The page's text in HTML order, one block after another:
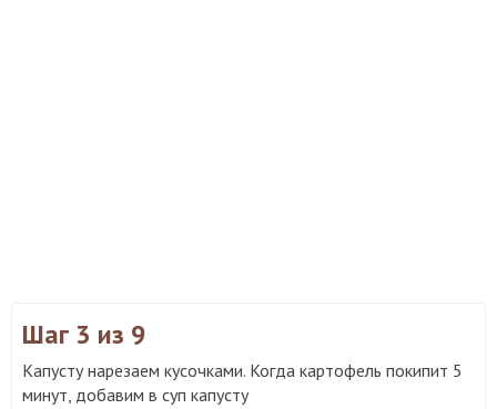
Шаг 3 из 9
Капусту нарезаем кусочками. Когда картофель покипит 5
минут, добавим в суп капусту